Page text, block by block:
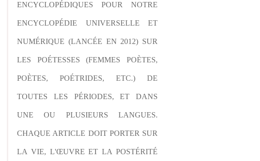
ENCYCLOPÉDIQUES POUR NOTRE
ENCYCLOPÉDIE UNIVERSELLE ET
NUMÉRIQUE (LANCÉE EN 2012) SUR
LES POÉTESSES (FEMMES POÈTES,
POÈTES, POÉTRIDES, ETC.) DE
TOUTES LES PÉRIODES, ET DANS
UNE OU PLUSIEURS LANGUES.
CHAQUE ARTICLE DOIT PORTER SUR
LA VIE, L'ŒUVRE ET LA POSTÉRITÉ